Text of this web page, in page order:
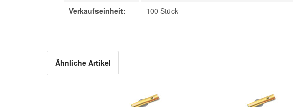
Verkaufseinheit: 100 Stück
Ähnliche Artikel